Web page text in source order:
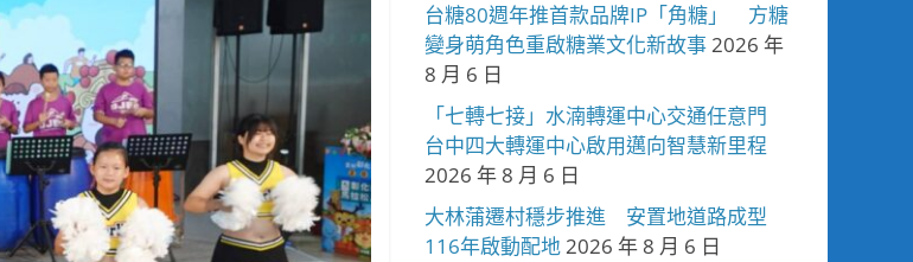
台糖80週年推首款品牌IP「角糖」 方糖
變身萌角色重啟糖業文化新故事2026 年
8 月 6 日
「七轉七接」水湳轉運中心交通任意門
台中四大轉運中心啟用邁向智慧新里程
2026 年 8 月 6 日
大林蒲遷村穩步推進 安置地道路成型
116年啟動配地2026 年 8 月 6 日